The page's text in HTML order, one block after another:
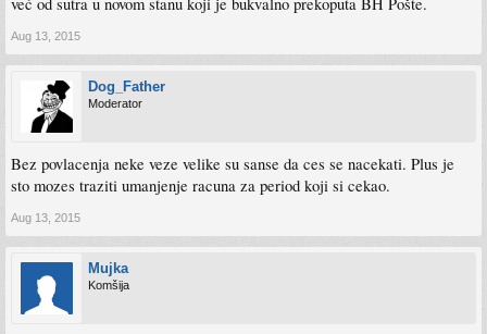
Aug 13, 2015
Dog_Father
Moderator
Bez povlacenja neke veze velike su sanse da ces se nacekati. Plus je
sto mozes traziti umanjenje racuna za period koji si cekao.
Aug 13, 2015
Mujka
Komšija